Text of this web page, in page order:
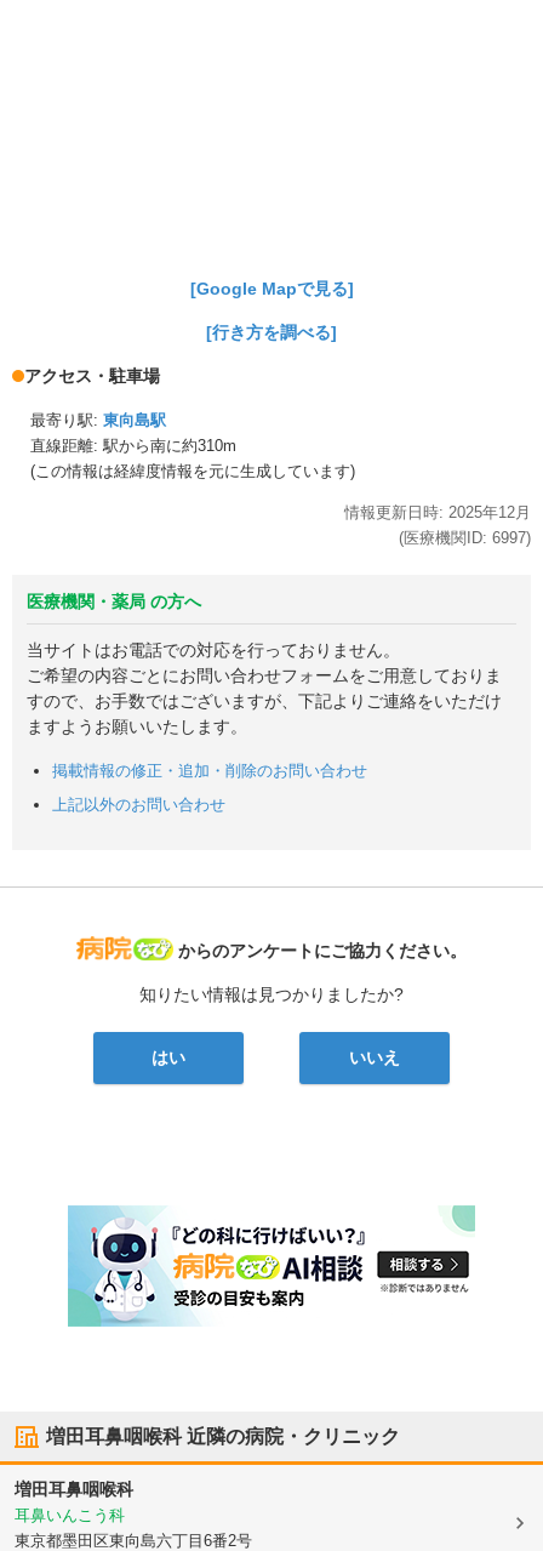
[Google Mapで見る]
[行き方を調べる]
アクセス・駐車場
最寄り駅: 東向島駅
直線距離: 駅から南に約310m
(この情報は経緯度情報を元に生成しています)
情報更新日時: 2025年12月
(医療機関ID: 6997)
医療機関・薬局 の方へ
当サイトはお電話での対応を行っておりません。
ご希望の内容ごとにお問い合わせフォームをご用意しておりま
すので、お手数ではございますが、下記よりご連絡をいただけ
ますようお願いいたします。
掲載情報の修正・追加・削除のお問い合わせ
上記以外のお問い合わせ
病院なび
からのアンケートにご協力ください。
知りたい情報は見つかりましたか?
はい いいえ
増田耳鼻咽喉科近隣の病院・クリニック
増田耳鼻咽喉科
耳鼻いんこう科
東京都墨田区東向島六丁目6番2号